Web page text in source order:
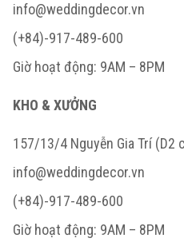
info@weddingdecor.vn
(+84)-917-489-600
Giờ hoạt động: 9AM – 8PM
KHO & XƯỞNG
157/13/4 Nguyễn Gia Trí (D2
info@weddingdecor.vn
(+84)-917-489-600
Giờ hoạt động: 9AM – 8PM